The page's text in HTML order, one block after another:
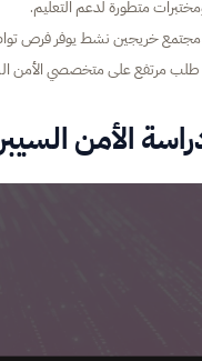
متطورة لدعم التعليم.
خريجين نشط يوفر فرص
مرتفع على متخصصي الأمن
الأمن